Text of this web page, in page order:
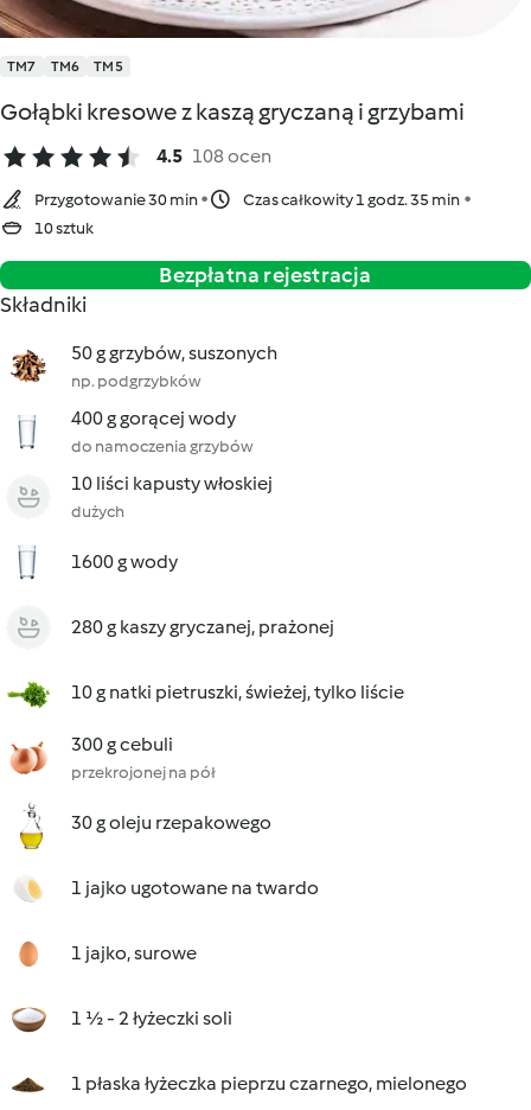
TM7 TM6 TM5
Gołąbki kresowe z kaszą gryczaną i grzybami
4.5 108 ocen
Przygotowanie 30 min
Czas całkowity 1 godz. 35 min
10 sztuk
Bezpłatna rejestracja
Składniki
50 g grzybów, suszonych
np. podgrzybków
400 g gorącej wody
do namoczenia grzybów
10 liści kapusty włoskiej
dużych
1600 g wody
280 g kaszy gryczanej, prażonej
10 g natki pietruszki, świeżej, tylko liście
300 g cebuli
przekrojonej na pół
30 g oleju rzepakowego
1 jajko ugotowane na twardo
1 jajko, surowe
1 ½ - 2 łyżeczki soli
1 płaska łyżeczka pieprzu czarnego, mielonego